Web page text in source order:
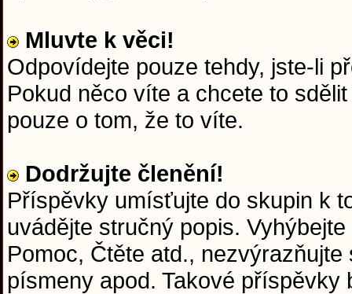
Mluvte k věci!
Odpovídejte pouze tehdy, jste-li
Pokud něco víte a chcete to
pouze o tom, že to víte.
Dodržujte členění!
Příspěvky umísťujte do skupin k
uvádějte stručný popis.
Pomoc, Čtěte atd.,
písmeny apod. Takové příspěvky